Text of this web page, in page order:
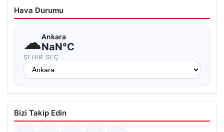
Hava Durumu
☁Ankara
NaN°C
ŞEHIR SEÇ
Bizi Takip Edin